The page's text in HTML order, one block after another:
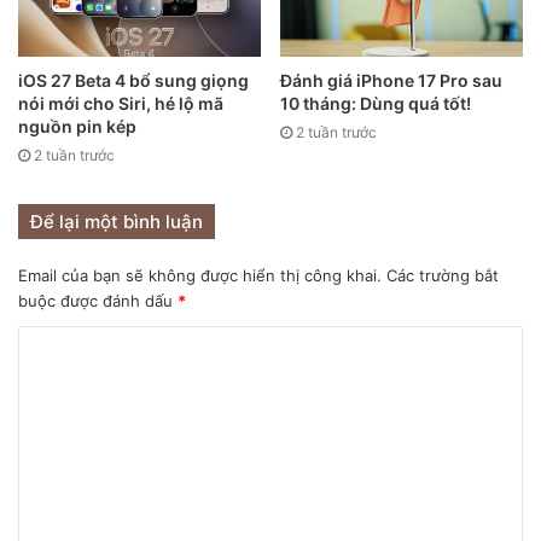
iPhone 13 không được mong đợi là một bản nâng cấp kỹ
thuật lớn từ iPhone 12 – iPhone đầu tiên hỗ trợ 5G. Do đó,
các nhà phân tích dự đoán dòng iPhone 13 sẽ có giá tương
đương với loạt iPhone 12. Cũng có thể Apple sẽ giảm giá
iPhone 13 xuống một chút như cách mà Samsung đã làm
với Galaxy S20 FE và Pixel 5 của Google vào năm 2020.
Năm nay, chiếc Galaxy S21 cũng tự hào có mức giá thấp
hơn so với “người tiền nhiệm”.
Tốc độ làm mới cao
iOS 27 Beta 4 bổ sung giọng
nói mới cho Siri, hé lộ mã
nguồn pin kép
2 tuần trước
Đánh giá iPhone 17 Pro sau
10 tháng: Dùng quá tốt!
2 tuần trước
Để lại một bình luận
Email của bạn sẽ không được hiển thị công khai. Các trường bắt
buộc được đánh dấu *